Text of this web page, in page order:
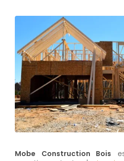
Mobe Construction Bois